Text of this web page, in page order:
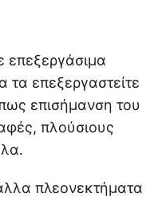
επεξεργάσιμα
τα επεξεργαστείτε
επισήμανση του
πλούσιους
πλεονεκτήματα